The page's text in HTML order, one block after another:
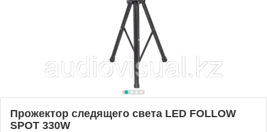
Прожектор следящего света LED FOLLOW
SPOT 330W